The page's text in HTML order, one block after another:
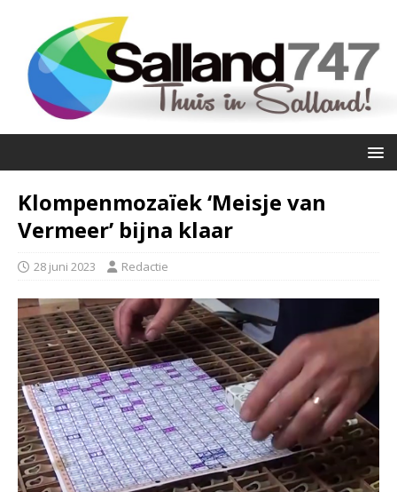
Klompenmozaïek ‘Meisje van
Vermeer’ bijna klaar
28 juni 2023 Redactie